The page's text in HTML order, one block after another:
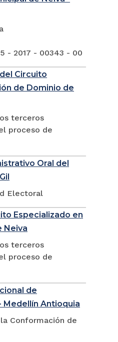
- 2017 - 00343 - 00
Circuito
de Dominio de
terceros
proceso de
Oral del
Electoral
Especializado en
Neiva
terceros
proceso de
de
Medellín Antioquia
Conformación de